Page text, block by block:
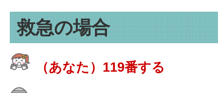
救急の場合
（あなた）119番する